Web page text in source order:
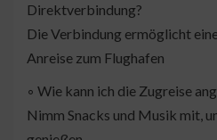
Direktverbindung?
Die Verbindung ermöglicht
Anreise zum Flughafen
◦ Wie kann ich die Zugreise
Nimm Snacks und Musik mit,